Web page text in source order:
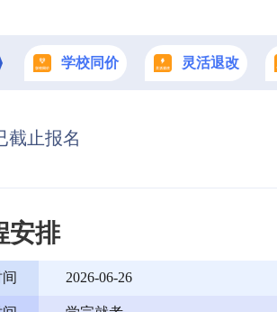
学校同价 灵活退改
截止报名
安排
间 2026-06-26